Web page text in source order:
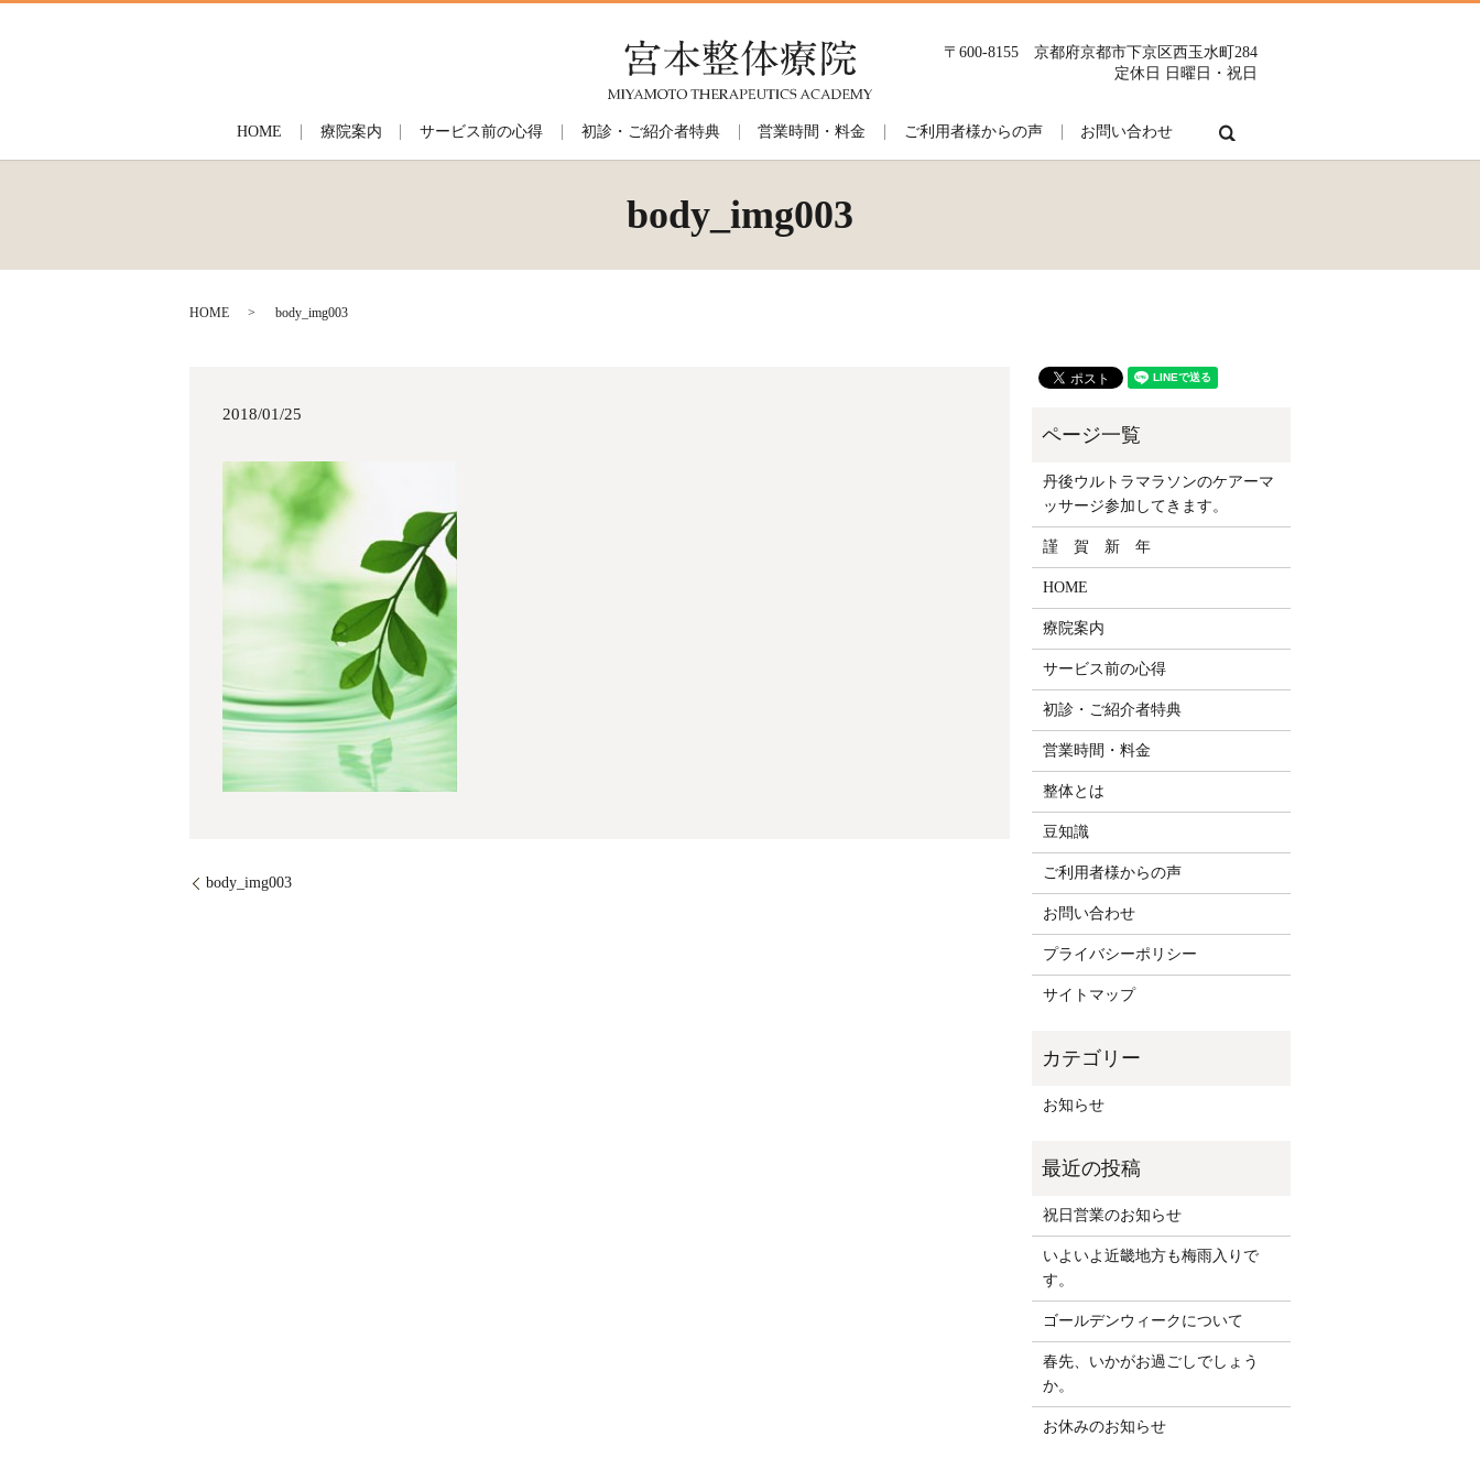
〒600-8155 京都府京都市下京区西玉水町284
定休日 日曜日・祝日
HOME 療院案内 サービス前の心得 初診・ご紹介者特典 営業時間・料金 ご利用者様からの声 お問い合わせ
body_img003
HOME body_img003
2018/01/25
body_img003
丹後ウルトラマラソンのケアーマ
ッサージ参加してきます。
謹 賀 新 年
HOME
療院案内
サービス前の心得
初診・ご紹介者特典
営業時間・料金
整体とは
豆知識
ご利用者様からの声
お問い合わせ
プライバシーポリシー
サイトマップ
お知らせ
祝日営業のお知らせ
いよいよ近畿地方も梅雨入りで
す。
ゴールデンウィークについて
春先、いかがお過ごしでしょう
か。
お休みのお知らせ